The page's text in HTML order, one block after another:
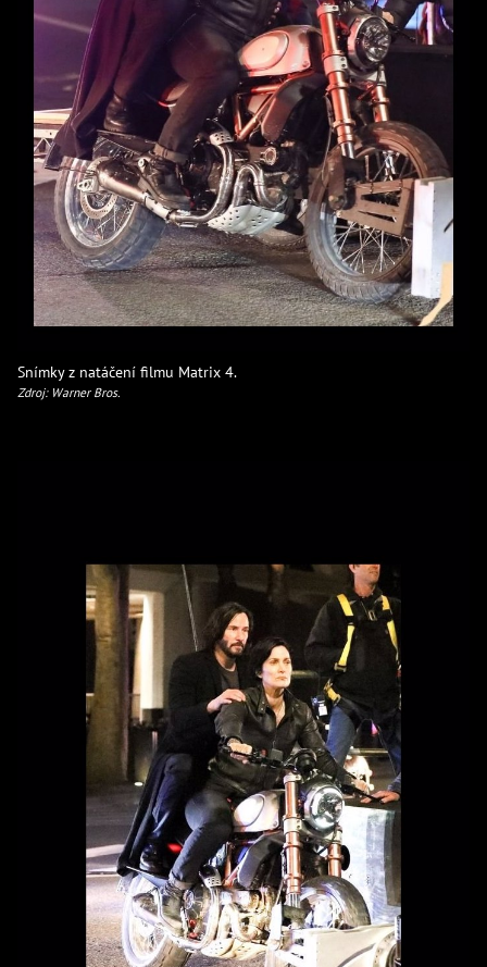
Snímky z natáčení filmu Matrix 4.
Zdroj: Warner Bros.